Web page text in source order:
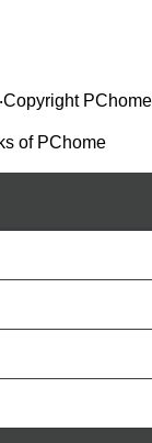
‧Copyright PChome
of PChome